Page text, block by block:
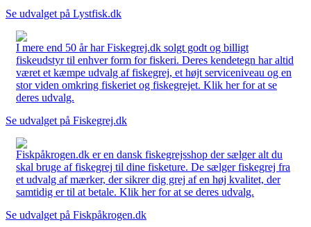
Se udvalget på Lystfisk.dk
I mere end 50 år har Fiskegrej.dk solgt godt og billigt
fiskeudstyr til enhver form for fiskeri. Deres kendetegn har altid
været et kæmpe udvalg af fiskegrej, et højt serviceniveau og en
stor viden omkring fiskeriet og fiskegrejet. Klik her for at se
deres udvalg.
Se udvalget på Fiskegrej.dk
Fiskpåkrogen.dk er en dansk fiskegrejsshop der sælger alt du
skal bruge af fiskegrej til dine fisketure. De sælger fiskegrej fra
et udvalg af mærker, der sikrer dig grej af en høj kvalitet, der
samtidig er til at betale. Klik her for at se deres udvalg.
Se udvalget på Fiskpåkrogen.dk